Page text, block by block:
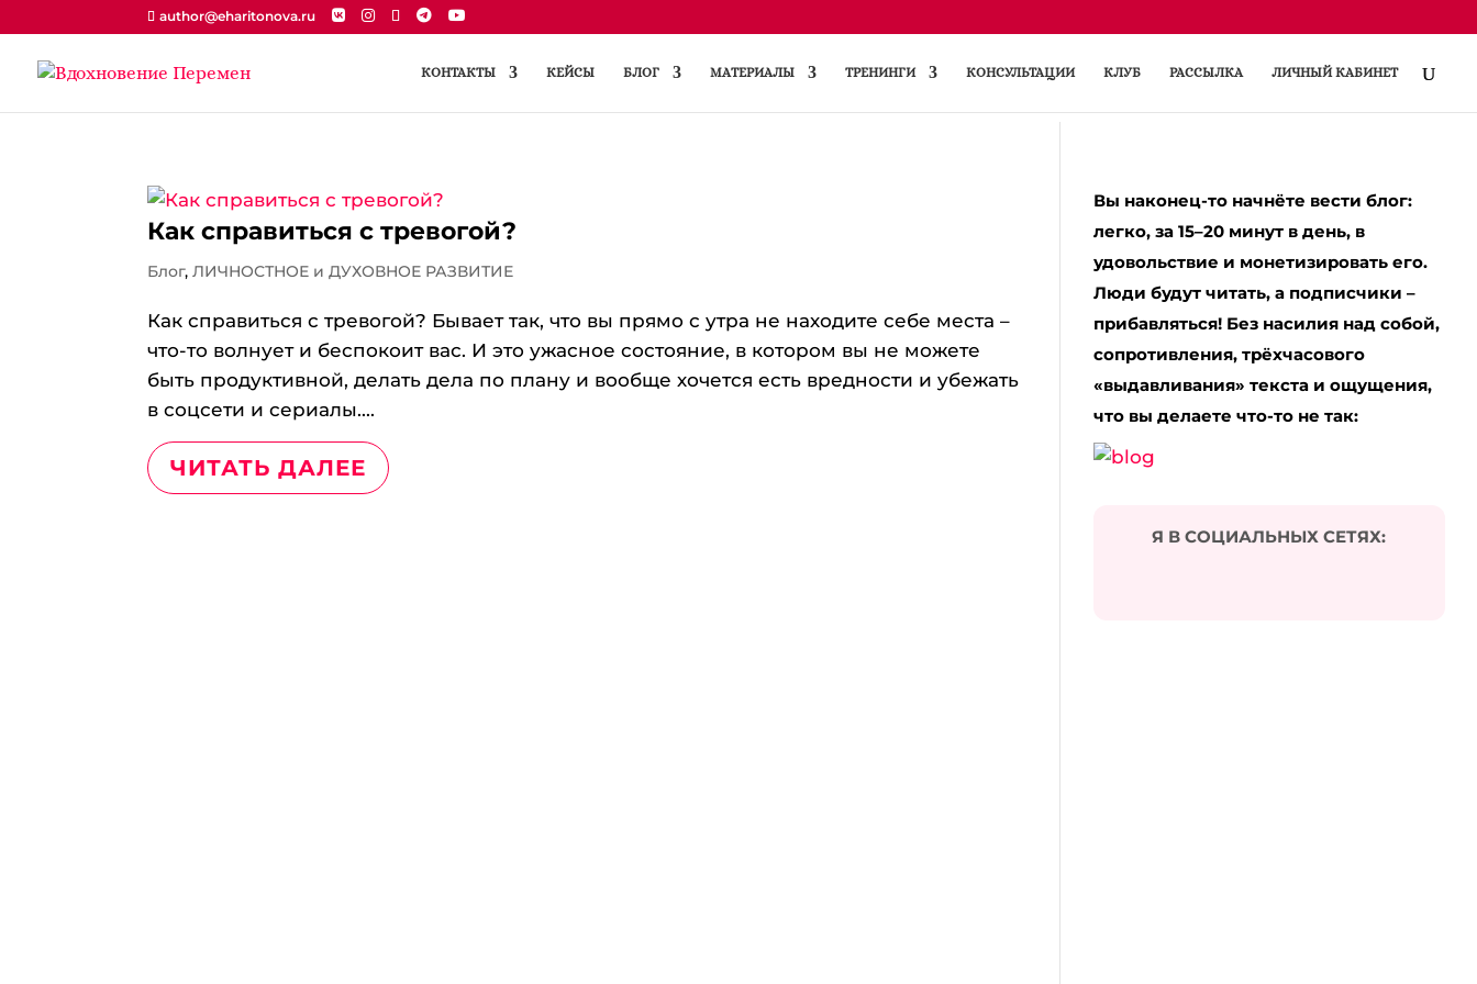
author@eharitonova.ru
КОНТАКТЫ КЕЙСЫ БЛОГ МАТЕРИАЛЫ ТРЕНИНГИ КОНСУЛЬТАЦИИ КЛУБ РАССЫЛКА ЛИЧНЫЙ КАБИНЕТ
Как справиться с тревогой?
Блог,ЛИЧНОСТНОЕ и ДУХОВНОЕ РАЗВИТИЕ
Как справиться с тревогой? Бывает так, что вы прямо с утра не находите себе места –
что-то волнует и беспокоит вас. И это ужасное состояние, в котором вы не можете
быть продуктивной, делать дела по плану и вообще хочется есть вредности и убежать
в соцсети и сериалы....
ЧИТАТЬ ДАЛЕЕ
Вы наконец-то начнёте вести блог:
легко, за 15–20 минут в день, в
удовольствие и монетизировать его.
Люди будут читать, а подписчики –
прибавляться! Без насилия над собой,
сопротивления, трёхчасового
«выдавливания» текста и ощущения,
что вы делаете что-то не так:
Я В СОЦИАЛЬНЫХ СЕТЯХ: